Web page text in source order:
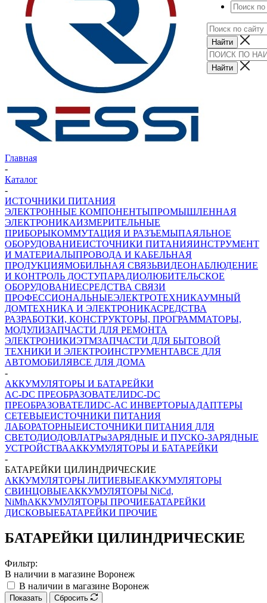
Главная
-
Каталог
-
ИСТОЧНИКИ ПИТАНИЯ
ЭЛЕКТРОННЫЕ КОМПОНЕНТЫПРОМЫШЛЕННАЯ
ЭЛЕКТРОНИКАИЗМЕРИТЕЛЬНЫЕ
ПРИБОРЫКОММУТАЦИЯ И РАЗЪЕМЫПАЯЛЬНОЕ
ОБОРУДОВАНИЕИСТОЧНИКИ ПИТАНИЯИНСТРУМЕНТ
И МАТЕРИАЛЫПРОВОДА И КАБЕЛЬНАЯ
ПРОДУКЦИЯМОБИЛЬНАЯ СВЯЗЬВИДЕОНАБЛЮДЕНИЕ
И КОНТРОЛЬ ДОСТУПАРАДИОЛЮБИТЕЛЬСКОЕ
ОБОРУДОВАНИЕСРЕДСТВА СВЯЗИ
ПРОФЕССИОНАЛЬНЫЕЭЛЕКТРОТЕХНИКАУМНЫЙ
ДОМТЕХНИКА И ЭЛЕКТРОНИКАСРЕДСТВА
РАЗРАБОТКИ, КОНСТРУКТОРЫ, ПРОГРАММАТОРЫ,
МОДУЛИЗАПЧАСТИ ДЛЯ РЕМОНТА
ЭЛЕКТРОНИКИЭТМЗАПЧАСТИ ДЛЯ БЫТОВОЙ
ТЕХНИКИ И ЭЛЕКТРОИНСТРУМЕНТАВСЕ ДЛЯ
АВТОМОБИЛЯВСЕ ДЛЯ ДОМА
-
АККУМУЛЯТОРЫ И БАТАРЕЙКИ
AC-DC ПРЕОБРАЗОВАТЕЛИDC-DC
ПРЕОБРАЗОВАТЕЛИDC-AC ИНВЕРТОРЫАДАПТЕРЫ
СЕТЕВЫЕИСТОЧНИКИ ПИТАНИЯ
ЛАБОРАТОРНЫЕИСТОЧНИКИ ПИТАНИЯ ДЛЯ
СВЕТОДИОДОВЛАТРыЗАРЯДНЫЕ И ПУСКО-ЗАРЯДНЫЕ
УСТРОЙСТВААККУМУЛЯТОРЫ И БАТАРЕЙКИ
-
БАТАРЕЙКИ ЦИЛИНДРИЧЕСКИЕ
АККУМУЛЯТОРЫ ЛИТИЕВЫЕАККУМУЛЯТОРЫ
СВИНЦОВЫЕАККУМУЛЯТОРЫ NiCd,
NiMhАККУМУЛЯТОРЫ ПРОЧИЕБАТАРЕЙКИ
ДИСКОВЫЕБАТАРЕЙКИ ПРОЧИЕ
БАТАРЕЙКИ ЦИЛИНДРИЧЕСКИЕ
Фильтр:
В наличии в магазине Воронеж
В наличии в магазине Воронеж
Показать Сбросить